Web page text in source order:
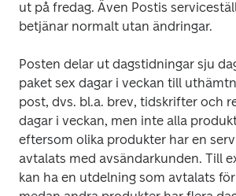
ut på fredag. Även Postis
betjänar normalt utan ändringar.
Posten delar ut dagstidningar sju
paket sex dagar i veckan till
post, dvs. bl.a. brev, tidskrifter och
dagar i veckan, men inte alla
eftersom olika produkter har en
avtalats med avsändarkunden. Till
kan ha en utdelning som avtalats